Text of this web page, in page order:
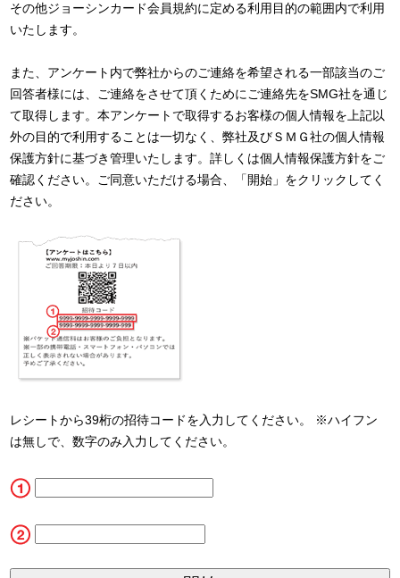
その他ジョーシンカード会員規約に定める利用目的の範囲内で利用
いたします。
また、アンケート内で弊社からのご連絡を希望される一部該当のご
回答者様には、ご連絡をさせて頂くためにご連絡先をSMG社を通じ
て取得します。本アンケートで取得するお客様の個人情報を上記以
外の目的で利用することは一切なく、弊社及びＳＭＧ社の個人情報
保護方針に基づき管理いたします。詳しくは個人情報保護方針をご
確認ください。ご同意いただける場合、「開始」をクリックしてく
ださい。
レシートから39桁の招待コードを入力してください。 ※ハイフン
は無しで、数字のみ入力してください。